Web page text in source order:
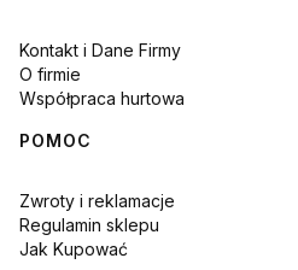
Kontakt i Dane Firmy
O firmie
Współpraca hurtowa
POMOC
Zwroty i reklamacje
Regulamin sklepu
Jak Kupować